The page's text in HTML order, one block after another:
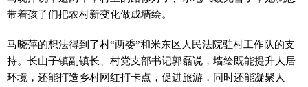
带着孩子们把农村新变化做成墙绘。
马晓萍的想法得到了村“两委”和米东区人民法院驻村工作队的支
持。长山子镇副镇长、村党支部书记郭磊说，墙绘既能提升人居
环境，还能打造乡村网红打卡点，促进旅游，同时还能凝聚人